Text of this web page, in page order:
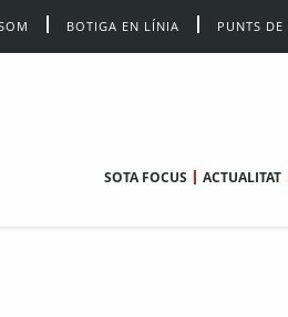
BOTIGA EN LÍNIA PUNTS DE
SOTA FOCUS ACTUALITAT